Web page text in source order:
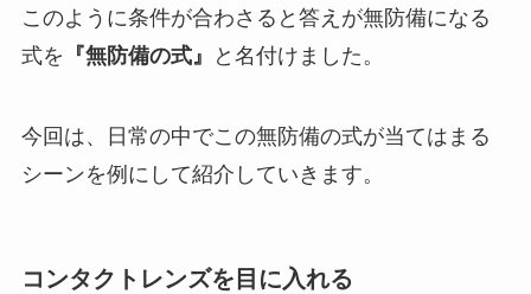
このように条件が合わさると答えが無防備になる
式を 『無防備の式』 と名付けました。
今回は、日常の中でこの無防備の式が当てはまる
シーンを例にして紹介していきます。
コンタクトレンズを目に入れる